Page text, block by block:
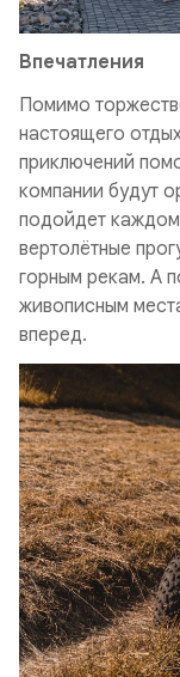
Впечатления
Помимо
настоящего
приключений
компании будут
подойдет
вертолётные
горным рекам. А
живописным
вперед.